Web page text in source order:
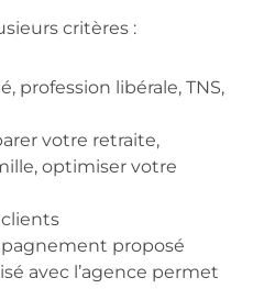
critères :
profession libérale, TNS,
votre retraite,
optimiser votre
proposé
avec l’agence permet